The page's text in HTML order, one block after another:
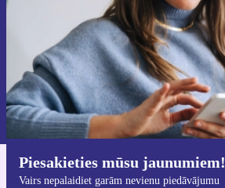
Piesakieties mūsu jaunumiem!
Vairs nepalaidiet garām nevienu piedāvājumu
Reģistrēties
Informāciju par personas datu izmantošanu
Privātuma politikā.
Lejupielādējiet